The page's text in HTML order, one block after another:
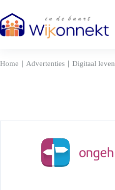
naar
de
inhoud
Home | Advertenties | Digitaal leven